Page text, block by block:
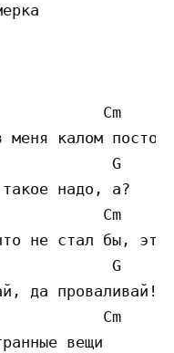
Cm
калом
G
надо, а?
Cm
не стал бы, это
G
да проваливай!
Cm
вещи